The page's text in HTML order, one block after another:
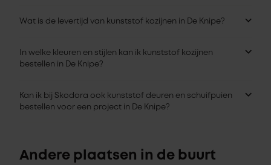
Wat is de levertijd van kunststof kozijnen in De Knipe?
In welke kleuren en stijlen kan ik kunststof kozijnen
bestellen in De Knipe?
Kan ik bij Skodora ook kunststof deuren en schuifpuien
bestellen voor een project in De Knipe?
Andere plaatsen in de buurt